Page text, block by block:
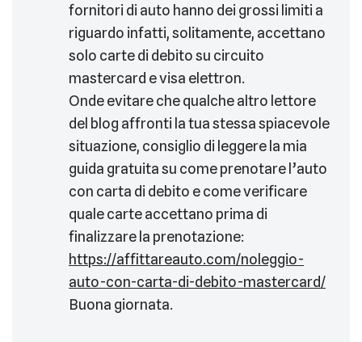
fornitori di auto hanno dei grossi limiti a
riguardo infatti, solitamente, accettano
solo carte di debito su circuito
mastercard e visa elettron.
Onde evitare che qualche altro lettore
del blog affronti la tua stessa spiacevole
situazione, consiglio di leggere la mia
guida gratuita su come prenotare l’auto
con carta di debito e come verificare
quale carte accettano prima di
finalizzare la prenotazione:
https://affittareauto.com/noleggio-
auto-con-carta-di-debito-mastercard/
Buona giornata.